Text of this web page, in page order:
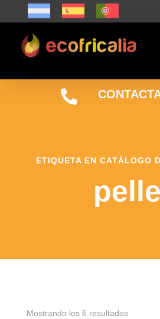

ETIQUETA EN CATÁLOGO
Mostrando los 6 resultados